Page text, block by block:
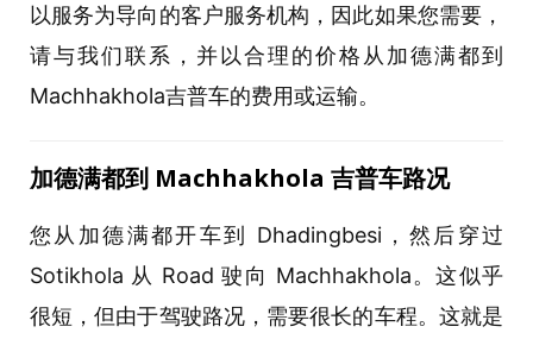
以服务为导向的客户服务机构，因此如果您需要，
请与我们联系，并以合理的价格从加德满都到
Machhakhola吉普车的费用或运输。
加德满都到 Machhakhola 吉普车路况
您从加德满都开车到 Dhadingbesi，然后穿过
Sotikhola 从 Road 驶向 Machhakhola。这似乎
很短，但由于驾驶路况，需要很长的车程。这就是